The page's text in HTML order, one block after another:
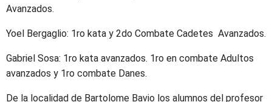
Avanzados.
Yoel Bergaglio: 1ro kata y 2do Combate Cadetes Avanzados.
Gabriel Sosa: 1ro kata avanzados. 1ro en combate Adultos
avanzados y 1ro combate Danes.
De la localidad de Bartolome Bavio los alumnos del profesor